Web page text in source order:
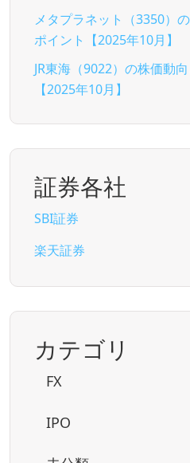
メタプラネット（3350）
ポイント【2025年10月】
JR東海（9022）の株価動
【2025年10月】
証券各社
SBI証券
楽天証券
カテゴリ
FX
IPO